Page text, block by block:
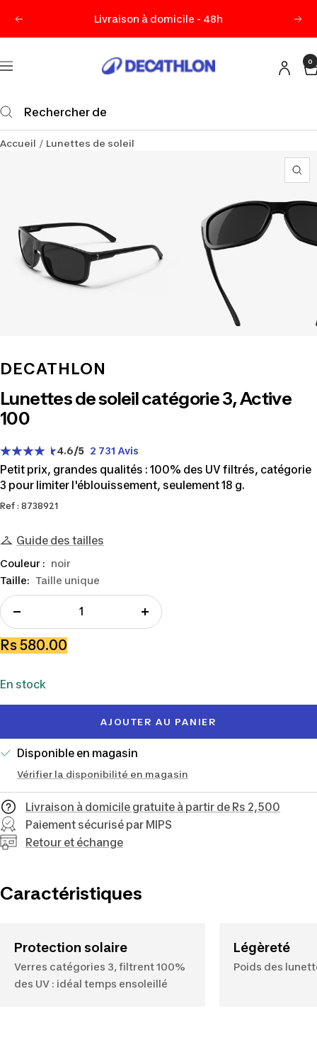
Précédent Livraison à domicile - 48h
Navigation
Decathlon
0
Accueil Lunettes de soleil
DECATHLON
Lunettes de soleil catégorie 3, Active
100
4.6/5 2 731 Avis
Petit prix, grandes qualités : 100% des UV filtrés, catégorie
3 pour limiter l'éblouissement, seulement 18 g.
Ref : 8738921
Guide des tailles
Taille: Taille unique
Couleur : noir
la
quantité
Augmenter
Prix
vente
Rs 580.00
En stock
AJOUTER AU PANIER
Disponible en magasin
Vérifier la disponibilité en magasin
Livraison à domicile gratuite à partir de Rs 2,500
Paiement sécurisé par MIPS
Retour et échange
Caractéristiques
Protection solaire
Verres catégories 3, filtrent 100%
des UV : idéal temps ensoleillé
Légèreté
Poids des